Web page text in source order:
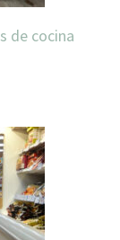
de cocina